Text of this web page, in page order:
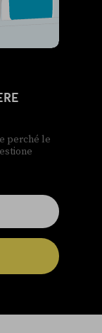
perché le